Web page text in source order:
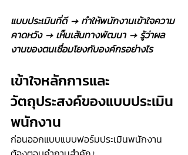
แบบประเมินที่ดี → ทำให้พนักงานเข้าใจความ
คาดหวัง → เห็นเส้นทางพัฒนา → รู้ว่าผล
งานของตนเชื่อมโยงกับองค์กรอย่างไร
เข้าใจหลักการและ
วัตถุประสงค์ของแบบประเมิน
พนักงาน
ก่อนออกแบบแบบฟอร์มประเมินพนักงาน